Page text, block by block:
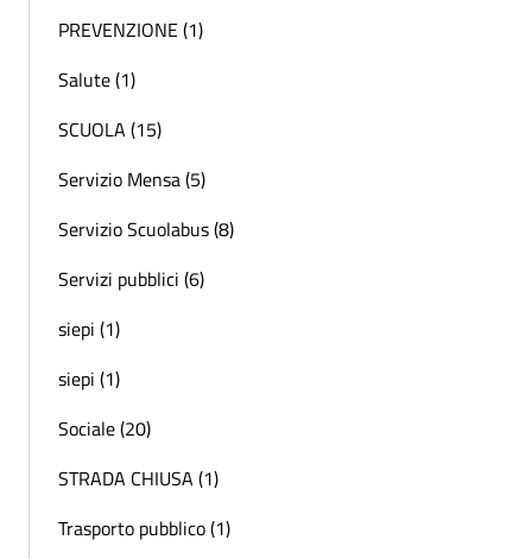
PREVENZIONE (1)
Salute (1)
SCUOLA (15)
Servizio Mensa (5)
Servizio Scuolabus (8)
Servizi pubblici (6)
siepi (1)
siepi (1)
Sociale (20)
STRADA CHIUSA (1)
Trasporto pubblico (1)